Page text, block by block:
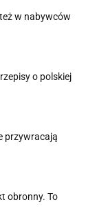
w nabywców
o polskiej
przywracają
obronny. To